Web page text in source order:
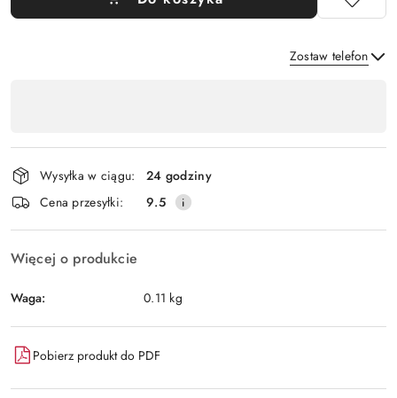
Zostaw telefon
płatność
i
dostawa
Wysyłka w ciągu:
24 godziny
Cena przesyłki:
9.5
Więcej o produkcie
Waga: 0.11 kg
Pobierz produkt do PDF